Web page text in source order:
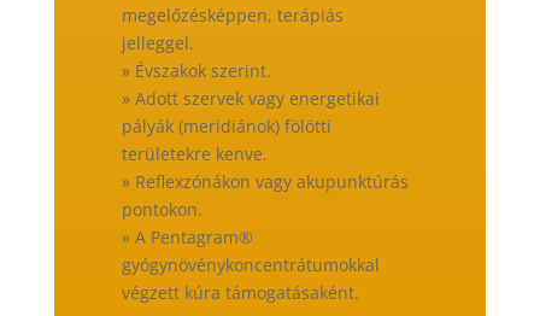
megelőzésképpen, terápiás
jelleggel.
» Évszakok szerint.
» Adott szervek vagy energetikai
pályák (meridiánok) fölötti
területekre kenve.
» Reflexzónákon vagy akupunktúrás
pontokon.
» A Pentagram®
gyógynövénykoncentrátumokkal
végzett kúra támogatásaként.